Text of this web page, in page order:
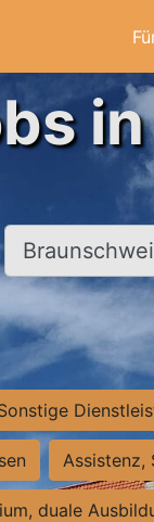
Ort, Stadt
Assistenz,
duale